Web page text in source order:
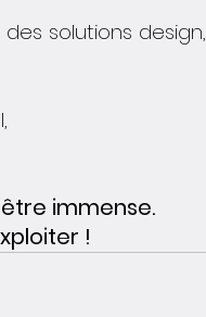
solutions design,
immense.
!